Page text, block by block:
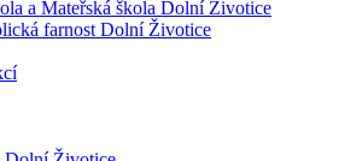
a Mateřská škola Dolní Životice
farnost Dolní Životice